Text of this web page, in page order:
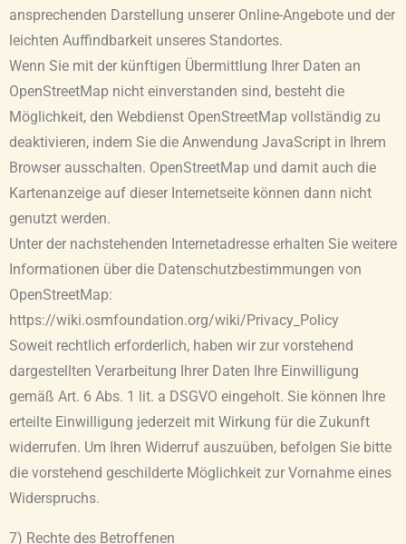
ansprechenden Darstellung unserer Online-Angebote und der
leichten Auffindbarkeit unseres Standortes.
Wenn Sie mit der künftigen Übermittlung Ihrer Daten an
OpenStreetMap nicht einverstanden sind, besteht die
Möglichkeit, den Webdienst OpenStreetMap vollständig zu
deaktivieren, indem Sie die Anwendung JavaScript in Ihrem
Browser ausschalten. OpenStreetMap und damit auch die
Kartenanzeige auf dieser Internetseite können dann nicht
genutzt werden.
Unter der nachstehenden Internetadresse erhalten Sie weitere
Informationen über die Datenschutzbestimmungen von
OpenStreetMap:
https://wiki.osmfoundation.org/wiki/Privacy_Policy
Soweit rechtlich erforderlich, haben wir zur vorstehend
dargestellten Verarbeitung Ihrer Daten Ihre Einwilligung
gemäß Art. 6 Abs. 1 lit. a DSGVO eingeholt. Sie können Ihre
erteilte Einwilligung jederzeit mit Wirkung für die Zukunft
widerrufen. Um Ihren Widerruf auszuüben, befolgen Sie bitte
die vorstehend geschilderte Möglichkeit zur Vornahme eines
Widerspruchs.
7) Rechte des Betroffenen